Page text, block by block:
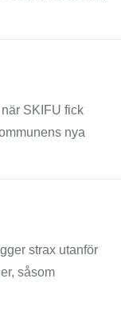
SKIFU fick
nya
strax utanför
såsom